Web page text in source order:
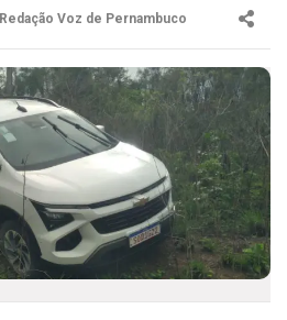
Redação Voz de Pernambuco